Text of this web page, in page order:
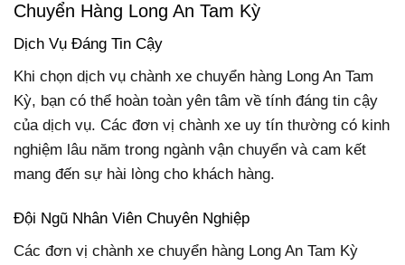
Chuyển Hàng Long An Tam Kỳ
Dịch Vụ Đáng Tin Cậy
Khi chọn dịch vụ chành xe chuyển hàng Long An Tam
Kỳ, bạn có thể hoàn toàn yên tâm về tính đáng tin cậy
của dịch vụ. Các đơn vị chành xe uy tín thường có kinh
nghiệm lâu năm trong ngành vận chuyển và cam kết
mang đến sự hài lòng cho khách hàng.
Đội Ngũ Nhân Viên Chuyên Nghiệp
Các đơn vị chành xe chuyển hàng Long An Tam Kỳ